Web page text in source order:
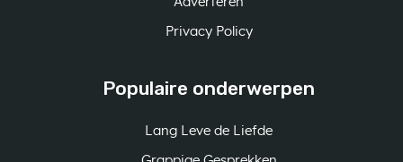
Privacy Policy
Populaire onderwerpen
Lang Leve de Liefde